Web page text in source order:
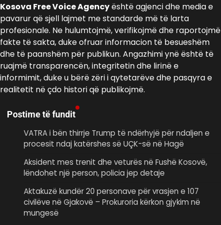
Kosova Free Voice Agencyështë agjenci dhe media e
pavarur që sjell lajmet me standarde më të larta
profesionale. Ne hulumtojmë, verifikojmë dhe raportojmë
fakte të sakta, duke ofruar informacion të besueshëm
dhe të paanshëm për publikun. Angazhimi ynë është të
ruajmë transparencën, integritetin dhe lirinë e
informimit, duke u bërë zëri i qytetarëve dhe pasqyra e
realitetit në çdo histori që publikojmë.
Postime të fundit
VATRA i bën thirrje Trump të ndërhyjë për ndaljen e
procesit ndaj katërshes së UÇK-së në Hagë
Aksident mes trenit dhe veturës në Fushë Kosovë,
lëndohet një person, policia jep detaje
Aktakuzë kundër 20 personave për vrasjen e 107
civilëve në Gjakovë – Prokuroria kërkon gjykim në
mungesë